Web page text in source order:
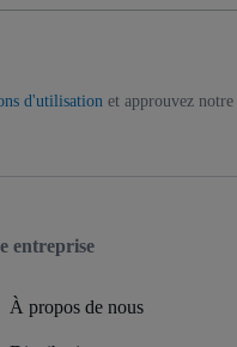
d'utilisation et approuvez notre
entreprise
À propos de nous